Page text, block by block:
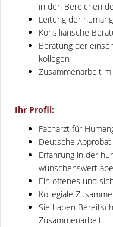
in den Bereichen
Leitung der
Konsiliarische
Beratung der
kollegen
Zusammenarbeit
Ihr Profil:
Facharzt für
Deutsche
Erfahrung in der
wünschenswert
Ein offenes und
Kollegiale
Sie haben
Zusammenarbeit